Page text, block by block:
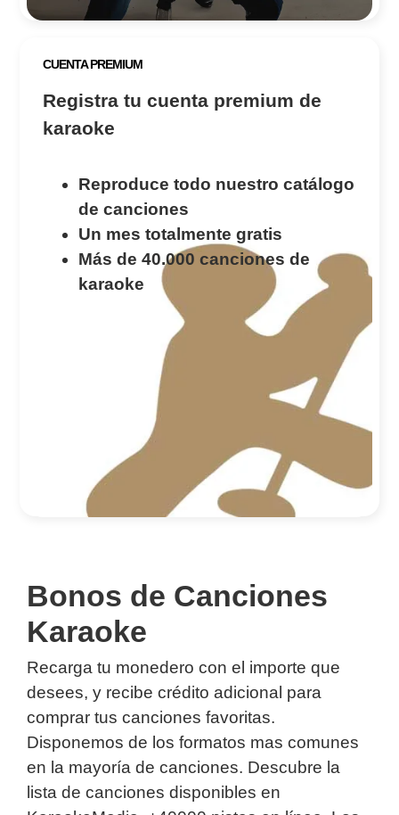
CUENTA PREMIUM
Registra tu cuenta premium de
karaoke
Reproduce todo nuestro catálogo
de canciones
Un mes totalmente gratis
Más de 40.000 canciones de
karaoke
Bonos de Canciones
Karaoke
Recarga tu monedero con el importe que
desees, y recibe crédito adicional para
comprar tus canciones favoritas.
Disponemos de los formatos mas comunes
en la mayoría de canciones. Descubre la
lista de canciones disponibles en